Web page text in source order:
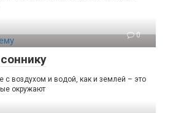
0
с воздухом и водой, как и землей – это
окружают